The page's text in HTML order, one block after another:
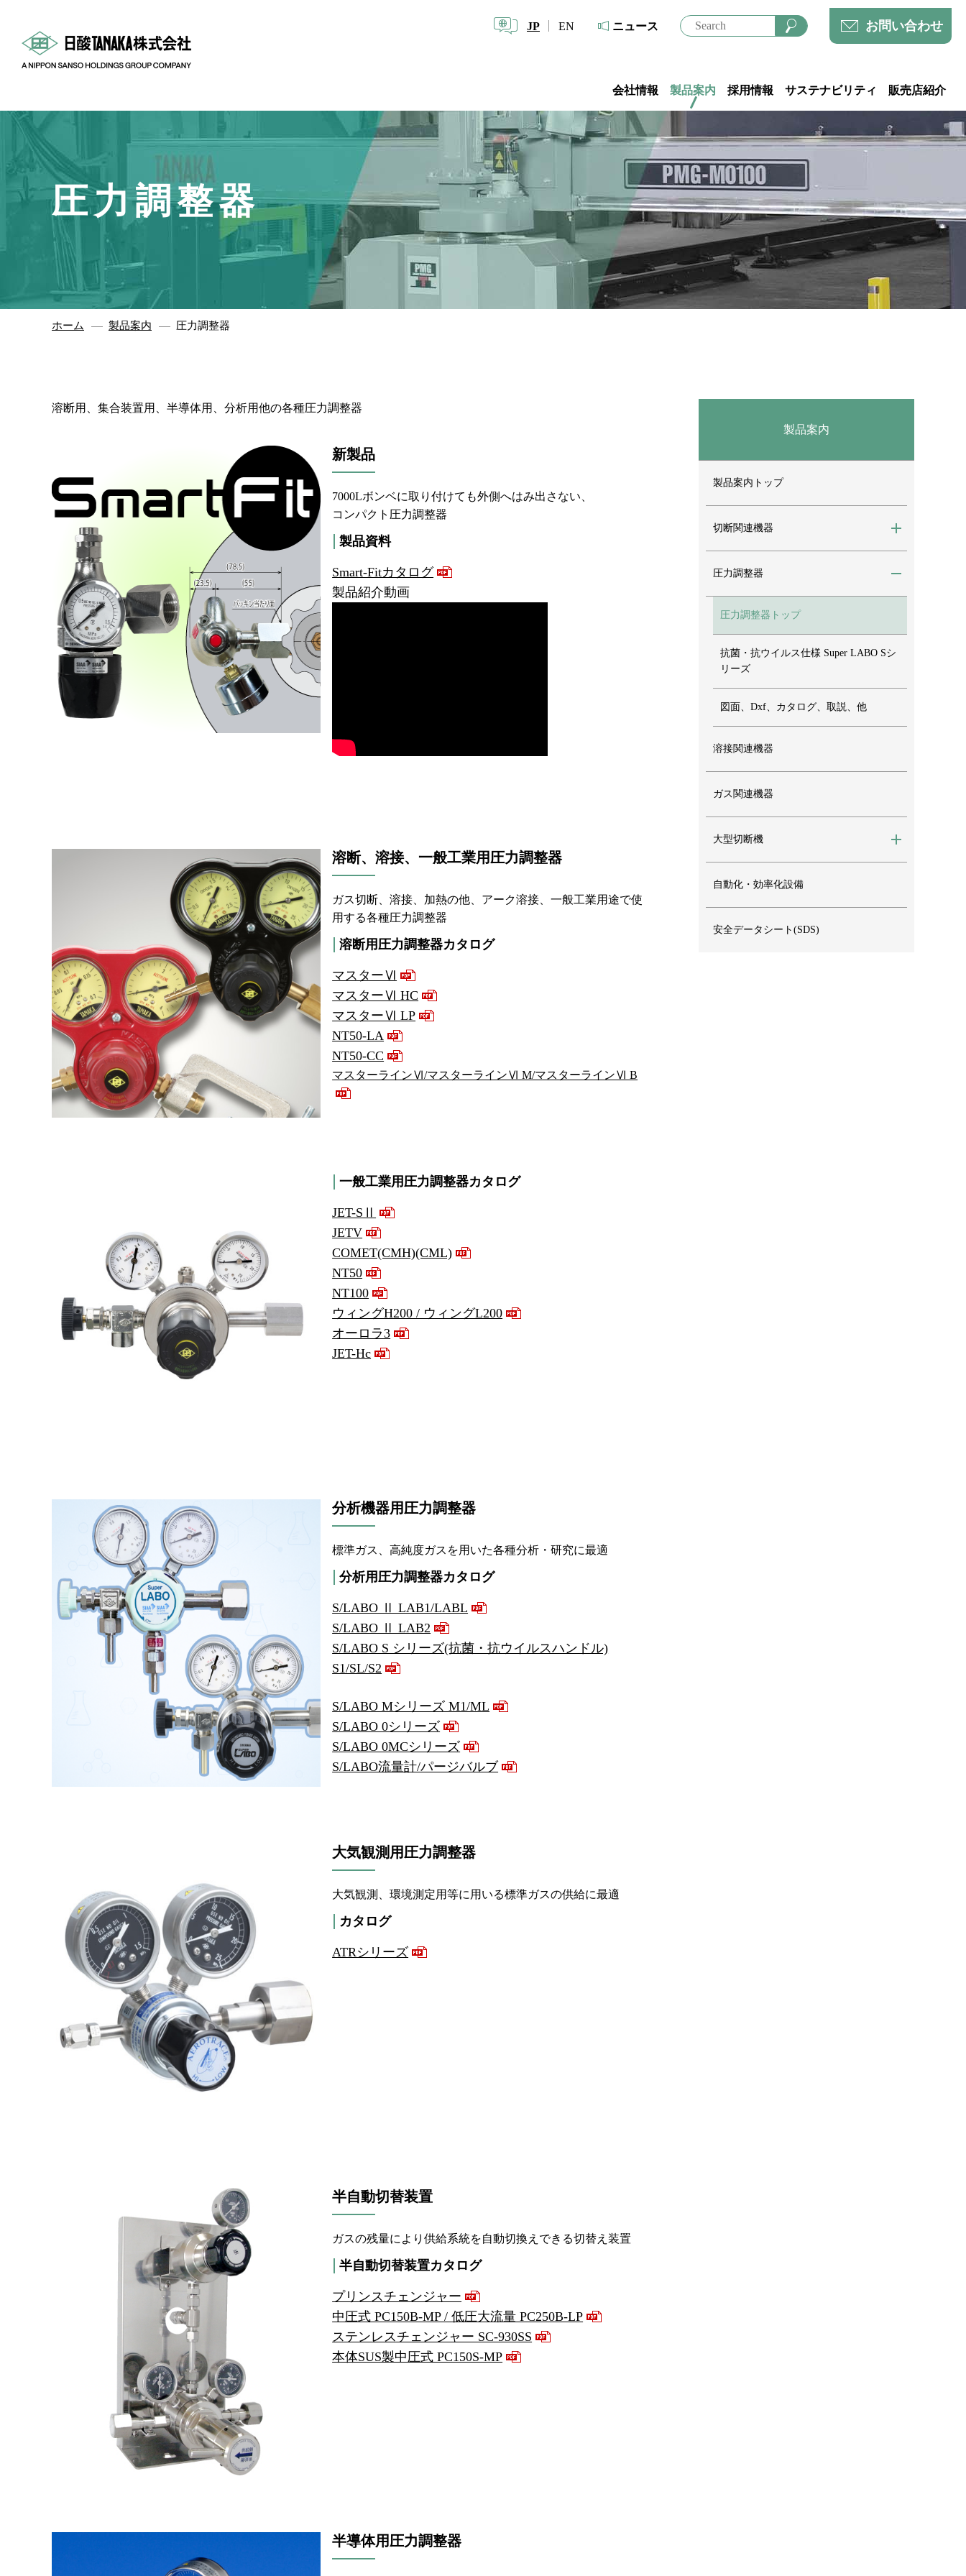
JP EN ニュース お問い合わせ
会社情報 製品案内 採用情報 サステナビリティ 販売店紹介
圧力調整器
ホーム 製品案内 圧力調整器
溶断用、集合装置用、半導体用、分析用他の各種圧力調整器
新製品
7000Lボンベに取り付けても外側へはみ出さない、
コンパクト圧力調整器
製品資料
Smart-Fitカタログ
製品紹介動画
溶断、溶接、一般工業用圧力調整器
ガス切断、溶接、加熱の他、アーク溶接、一般工業用途で使
用する各種圧力調整器
溶断用圧力調整器カタログ
マスターⅥ
マスターⅥ HC
マスターⅥ LP
NT50-LA
NT50-CC
マスターラインⅥ/マスターラインⅥ M/マスターラインⅥ B
一般工業用圧力調整器カタログ
JET-SⅡ
JETV
COMET(CMH)(CML)
NT50
NT100
ウィングH200 / ウィングL200
オーロラ3
JET-Hc
分析機器用圧力調整器
標準ガス、高純度ガスを用いた各種分析・研究に最適
分析用圧力調整器カタログ
S/LABO Ⅱ LAB1/LABL
S/LABO Ⅱ LAB2
S/LABO S シリーズ(抗菌・抗ウイルスハンドル)
S1/SL/S2
S/LABO Mシリーズ M1/ML
S/LABO 0シリーズ
S/LABO 0MCシリーズ
S/LABO流量計/パージバルブ
大気観測用圧力調整器
大気観測、環境測定用等に用いる標準ガスの供給に最適
カタログ
ATRシリーズ
半自動切替装置
ガスの残量により供給系統を自動切換えできる切替え装置
半自動切替装置カタログ
プリンスチェンジャー
中圧式 PC150B-MP / 低圧大流量 PC250B-LP
ステンレスチェンジャー SC-930SS
本体SUS製中圧式 PC150S-MP
半導体用圧力調整器
製品案内
製品案内トップ
切断関連機器
圧力調整器
圧力調整器トップ
抗菌・抗ウイルス仕様 Super LABO Sシ
リーズ
図面、Dxf、カタログ、取説、他
溶接関連機器
ガス関連機器
大型切断機
自動化・効率化設備
安全データシート(SDS)